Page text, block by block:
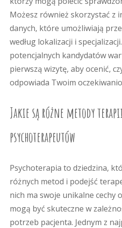
Możesz również skorzystać z
danych, które umożliwiają
według lokalizacji i
potencjalnych kandydatów
pierwszą wizytę, aby ocenić,
odpowiada Twoim
Jakie są różne metody
psychoterapeutów
Psychoterapia to dziedzina,
różnych metod i podejść
nich ma swoje unikalne cechy
mogą być skuteczne w
potrzeb pacjenta. Jednym z